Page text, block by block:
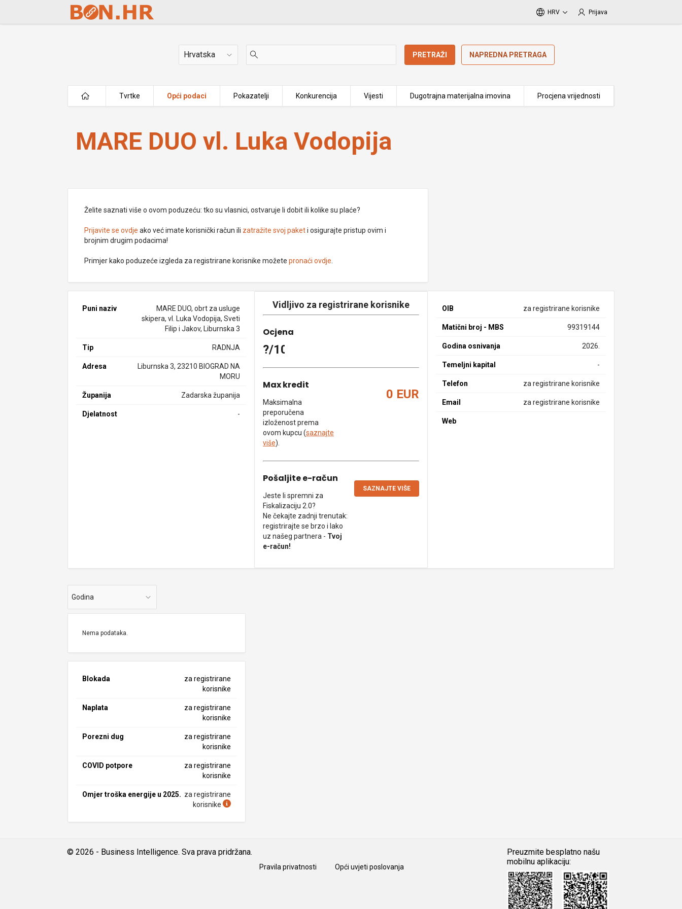
Skip to Main Content
HRV Prijava
Država PRETRAŽI NAPREDNA PRETRAGA
Tvrtke Opći podaci Pokazatelji Konkurencija Vijesti Dugotrajna materijalna imovina Procjena vrijednosti
MARE DUO vl. Luka Vodopija
MARE DUO vl. Luka Vodopija
Želite saznati više o ovom poduzeću: tko su vlasnici, ostvaruje li dobit ili kolike su plaće?
Prijavite se ovdje ako već imate korisnički račun ili zatražite svoj paketi osigurajte pristup ovim i
brojnim drugim podacima!
Primjer kako poduzeće izgleda za registrirane korisnike možetepronaći ovdje
Puni naziv
MARE DUO, obrt za usluge
skipera, vl. Luka Vodopija, Sveti
Filip i Jakov, Liburnska 3
Tip RADNJA
Adresa
Liburnska 3, 23210 BIOGRAD NA
MORU
Županija Zadarska županija
Djelatnost -
Vidljivo za registrirane korisnike
Ocjena
?/10
Max kredit
Maksimalna
preporučena
izloženost prema
ovom kupcu (saznajte
više).
0 EUR
Pošaljite e-račun
Jeste li spremni za
Fiskalizaciju 2.0?
Ne čekajte zadnji trenutak:
registrirajte se brzo i lako
uz našeg partnera - Tvoj
e-račun!
SAZNAJTE VIŠE
OIB za registrirane korisnike
Matični broj - MBS 99319144
Godina osnivanja 2026.
Temeljni kapital -
Telefon za registrirane korisnike
Email za registrirane korisnike
Web
Godina
Nema podataka.
Blokada
za registrirane
korisnike
Naplata
za registrirane
korisnike
Porezni dug
za registrirane
korisnike
COVID potpore
za registrirane
korisnike
Omjer troška energije u 2025. za registrirane
korisnike
© 2026 - Business Intelligence. Sva prava pridržana.
Pravila privatnosti Opći uvjeti poslovanja
Preuzmite besplatno našu
mobilnu aplikaciju:
Android iOS